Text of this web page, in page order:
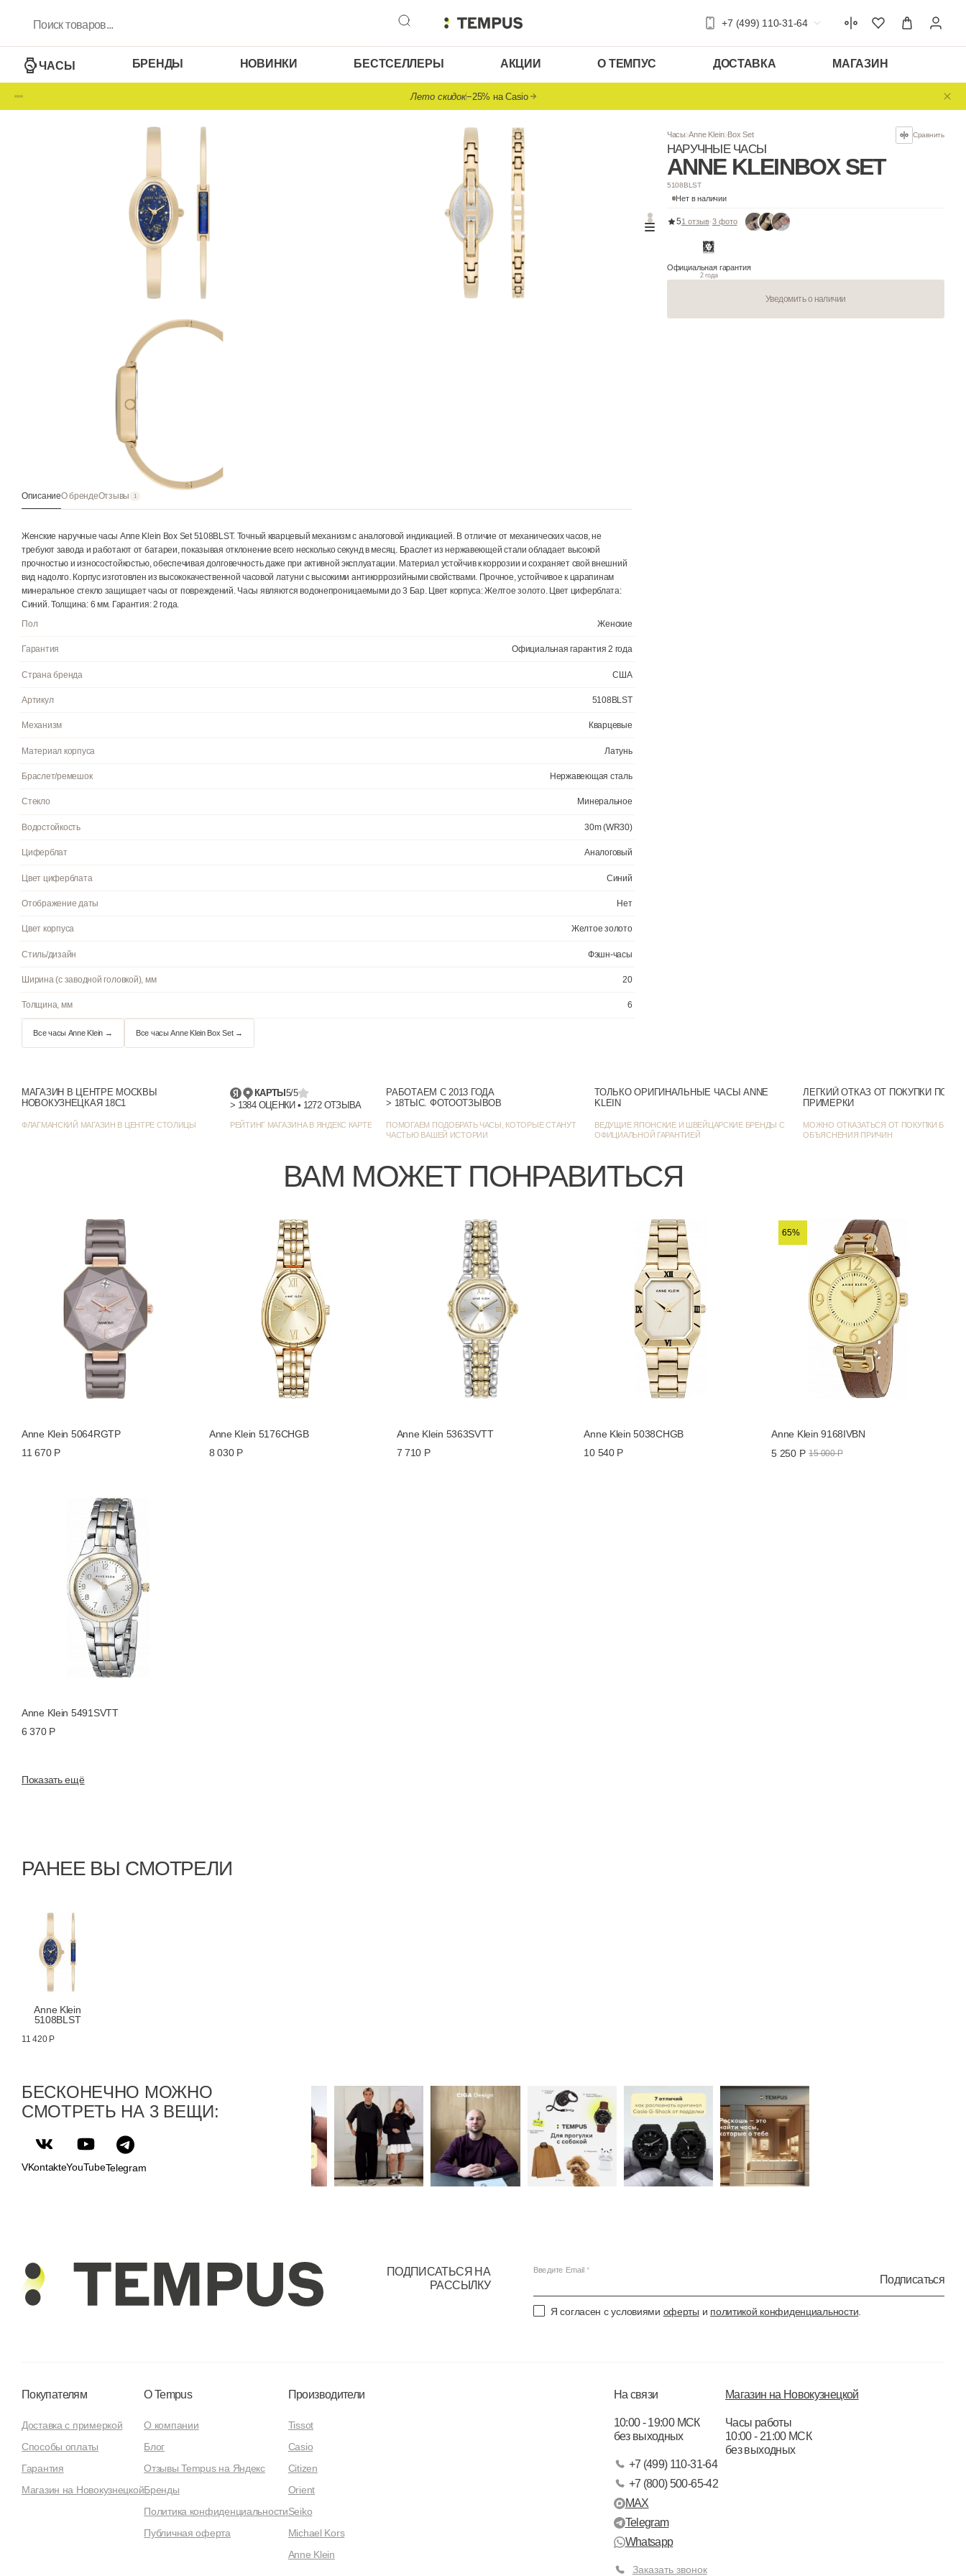
+7 (499) 110-31-64
ЧАСЫ БРЕНДЫ НОВИНКИ БЕСТСЕЛЛЕРЫ АКЦИИ О ТЕМПУС ДОСТАВКА МАГАЗИН
Лето скидок−25% на Casio
Часы Anne Klein Box Set
НАРУЧНЫЕ ЧАСЫ
5108BLST
ОписаниеО брендеОтзывы
Женские наручные часы Anne Klein Box Set 5108BLST. Точный кварцевый механизм с аналоговой индикацией. В отличие от механических часов, не
требуют завода и работают от батареи, показывая отклонение всего несколько секунд в месяц. Браслет из нержавеющей стали обладает высокой
вид надолго. Корпус изготовлен из высококачественной часовой латуни с высокими антикоррозийными свойствами. Прочное, устойчивое к царапинам
минеральное стекло защищает часы от повреждений. Часы являются водонепроницаемыми до 3 Бар. Цвет корпуса: Желтое золото. Цвет циферблата:
Артикул
Механизм
Материал корпуса
Циферблат
Цвет циферблата
Цвет корпуса Желтое золото
Стиль/дизайн Фэшн-часы
МАГАЗИН В ЦЕНТРЕ МОСКВЫ
НОВОКУЗНЕЦКАЯ 18С1
ФЛАГМАНСКИЙ МАГАЗИН В ЦЕНТРЕ СТОЛИЦЫ
КАРТЫ 5/5
> 1384 ОЦЕНКИ • 1272 ОТЗЫВА
РЕЙТИНГ МАГАЗИНА В ЯНДЕКС КАРТЕ
РАБОТАЕМ С 2013 ГОДА
> 18ТЫС. ФОТООТЗЫВОВ
ПОМОГАЕМ ПОДОБРАТЬ ЧАСЫ, КОТОРЫЕ СТАНУТ
ЧАСТЬЮ ВАШЕЙ ИСТОРИИ
ТОЛЬКО ОРИГИНАЛЬНЫЕ ЧАСЫ ANNE
KLEIN
ВЕДУЩИЕ ЯПОНСКИЕ И ШВЕЙЦАРСКИЕ БРЕНДЫ С
ОФИЦИАЛЬНОЙ ГАРАНТИЕЙ
ЛЕГКИЙ ОТКАЗ ОТ ПОКУПКИ ПОСЛЕ
ПРИМЕРКИ
МОЖНО ОТКАЗАТЬСЯ ОТ ПОКУПКИ БЕЗ
ОБЪЯСНЕНИЯ ПРИЧИН
ВАМ МОЖЕТ ПОНРАВИТЬСЯ
Anne Klein 5064RGTP
11 670 Р
Anne Klein 5176CHGB
8 030 Р
Anne Klein 5363SVTT
7 710 Р
Anne Klein 5038CHGB
10 540 Р
65%
Anne Klein 9168IVBN
5 250 Р 15 000 Р
Anne Klein 5491SVTT
6 370 Р
Показать ещё
РАНЕЕ ВЫ СМОТРЕЛИ
Anne Klein
5108BLST
11 420 Р
БЕСКОНЕЧНО МОЖНО
СМОТРЕТЬ НА 3 ВЕЩИ:
VKontakteYouTubeTelegram
ПОДПИСАТЬСЯ НА
РАССЫЛКУ
Введите Email
Подписаться
Я согласен с условиями оферты и политикой конфиденциальности.
Покупателям
Доставка с примеркой
Способы оплаты
Гарантия
Магазин на Новокузнецкой
О Tempus
О компании
Блог
Отзывы Tempus на Яндекс
Бренды
Политика конфиденциальности
Публичная оферта
Производители
Tissot
Casio
Citizen
Orient
Seiko
Michael Kors
Anne Klein
На связи
10:00 - 19:00 МСК
без выходных
+7 (499) 110-31-64
+7 (800) 500-65-42
MAX
Telegram
Whatsapp
Заказать звонок
Магазин на Новокузнецкой
Часы работы
10:00 - 21:00 МСК
без выходных